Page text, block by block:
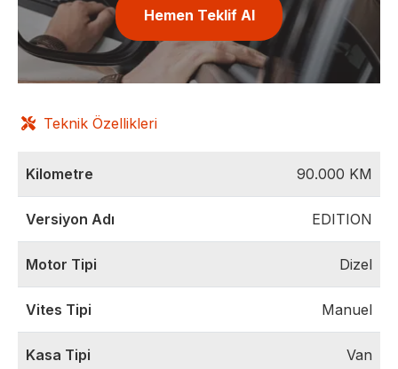
Hemen Teklif Al
Teknik Özellikleri
Kilometre 90.000 KM
Versiyon Adı EDITION
Motor Tipi Dizel
Vites Tipi Manuel
Kasa Tipi Van